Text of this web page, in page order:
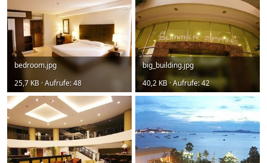
bedroom.jpg
25,7 KB · Aufrufe: 48
big_building.jpg
40,2 KB · Aufrufe: 42